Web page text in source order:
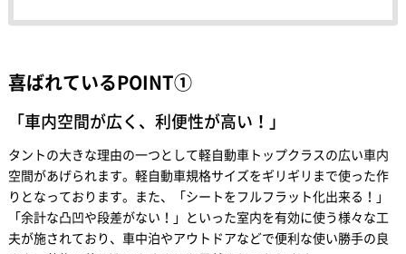
喜ばれているPOINT①
「車内空間が広く、利便性が高い！」
タントの大きな理由の一つとして軽自動車トップクラスの広い車内
空間があげられます。軽自動車規格サイズをギリギリまで使った作
りとなっております。また、「シートをフルフラット化出来る！」
「余計な凸凹や段差がない！」といった室内を有効に使う様々な工
夫が施されており、車中泊やアウトドアなどで便利な使い勝手の良